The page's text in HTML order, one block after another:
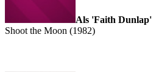
Als 'Faith Dunlap'
Shoot the Moon (1982)